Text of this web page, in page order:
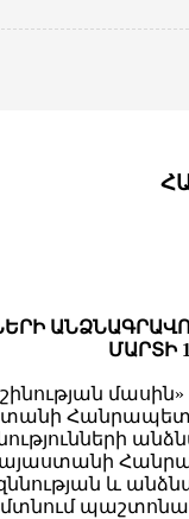
ՄԱՐՏԻ
և
է մտնում